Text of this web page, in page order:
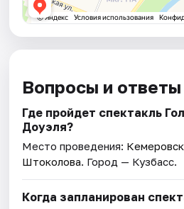
Вопросы и ответы
Где пройдет спектакль
Доуэля?
Место проведения:
Штоколова. Город — Кузбасс.
Когда запланирован